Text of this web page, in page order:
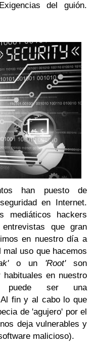
del guión.
han puesto de
en Internet.
mediáticos hackers
que gran
en nuestro día a
uso que hacemos
o un 'Root'son
en nuestro
puede ser una
fin y al cabo lo que
de 'agujero' por el
deja vulnerables y
malicioso).